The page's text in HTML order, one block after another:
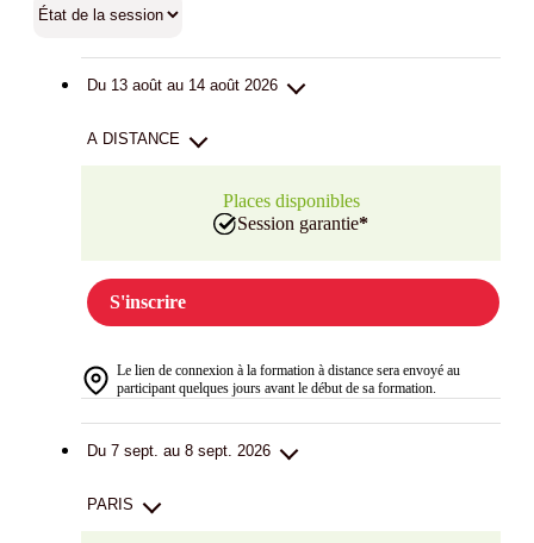
Du 13 août au 14 août 2026
A DISTANCE
Places disponibles
Session garantie*
S'inscrire
Le lien de connexion à la formation à distance sera envoyé au
participant quelques jours avant le début de sa formation.
Du 7 sept. au 8 sept. 2026
PARIS